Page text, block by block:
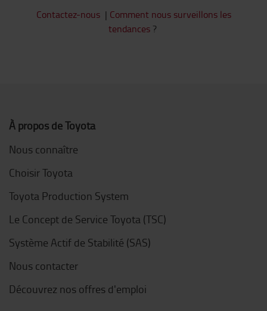
Contactez-nous| Comment nous surveillons les
tendances ?
À propos de Toyota
Nous connaître
Choisir Toyota
Toyota Production System
Le Concept de Service Toyota (TSC)
Système Actif de Stabilité (SAS)
Nous contacter
Découvrez nos offres d'emploi